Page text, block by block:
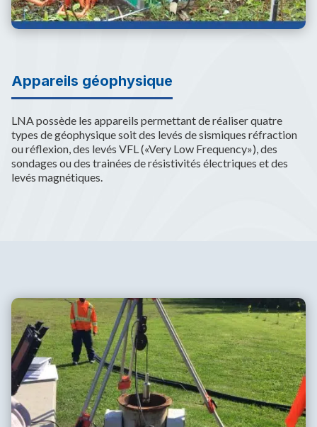
Appareils géophysique
LNA possède les appareils permettant de réaliser quatre
types de géophysique soit des levés de sismiques réfraction
ou réflexion, des levés VFL («Very Low Frequency»), des
sondages ou des trainées de résistivités électriques et des
levés magnétiques.